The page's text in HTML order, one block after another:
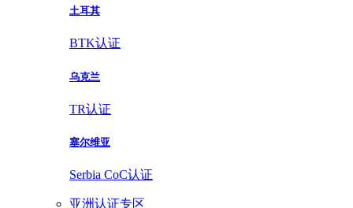
土耳其
BTK认证
乌克兰
TR认证
塞尔维亚
Serbia CoC认证
亚洲认证专区